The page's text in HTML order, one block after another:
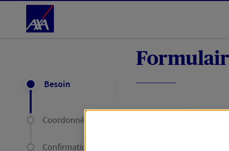
Accéder au Contenu
Besoin
Coordonnées
Confirmation